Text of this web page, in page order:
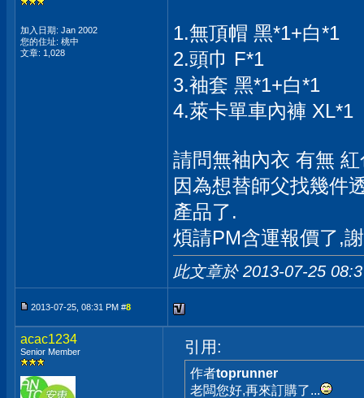
加入日期: Jan 2002
您的住址: 桃中
文章: 1,028
1.無頂帽 黑*1+白*1
2.頭巾 F*1
3.袖套 黑*1+白*1
4.萊卡單車內褲 XL*1
請問無袖內衣 有無
因為想替師父找幾件
產品了.
煩請PM含運報價了,
此文章於 2013-07-25
2013-07-25, 08:31 PM #8
acac1234
Senior Member 引用:
作者toprunner
老闆您好,再來訂購了...